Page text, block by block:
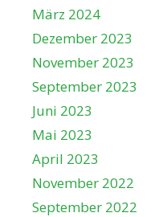
März 2024
Dezember 2023
November 2023
September 2023
Juni 2023
Mai 2023
April 2023
November 2022
September 2022